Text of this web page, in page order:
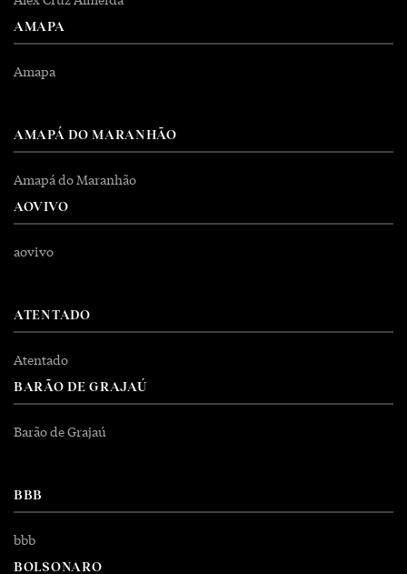
AMAPA
Amapa
AMAPÁ DO MARANHÃO
Amapá do Maranhão
AOVIVO
aovivo
ATENTADO
Atentado
BARÃO DE GRAJAÚ
Barão de Grajaú
BBB
bbb
BOLSONARO